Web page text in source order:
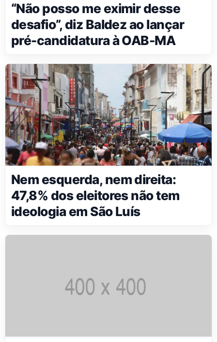
“Não posso me eximir desse
desafio”, diz Baldez ao lançar
pré-candidatura à OAB-MA
Nem esquerda, nem direita:
47,8% dos eleitores não tem
ideologia em São Luís